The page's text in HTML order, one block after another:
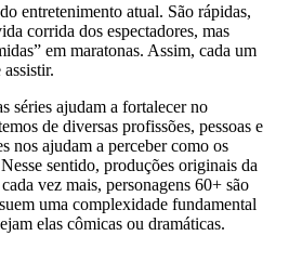
entretenimento atual. São rápidas,
corrida dos espectadores, mas
em maratonas. Assim, cada um
séries ajudam a fortalecer no
de diversas profissões, pessoas e
nos ajudam a perceber como os
sentido, produções originais da
vez mais, personagens 60+ são
uma complexidade fundamental
elas cômicas ou dramáticas.